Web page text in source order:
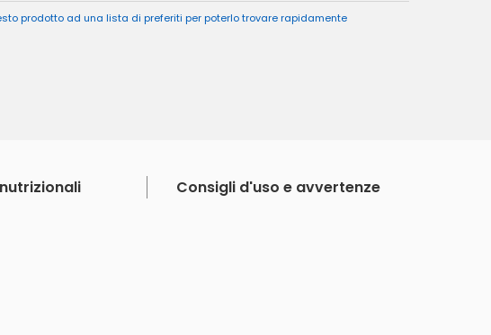
prodotto ad una lista di preferiti per poterlo trovare rapidamente
Consigli d'uso e avvertenze